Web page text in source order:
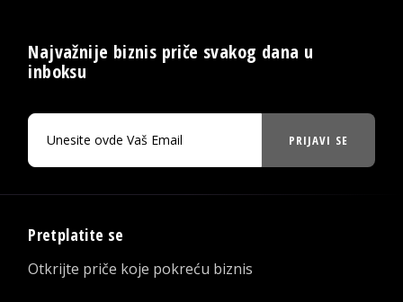
Najvažnije biznis priče svakog dana u
inboksu
PRIJAVI SE
Pretplatite se
Otkrijte priče koje pokreću biznis